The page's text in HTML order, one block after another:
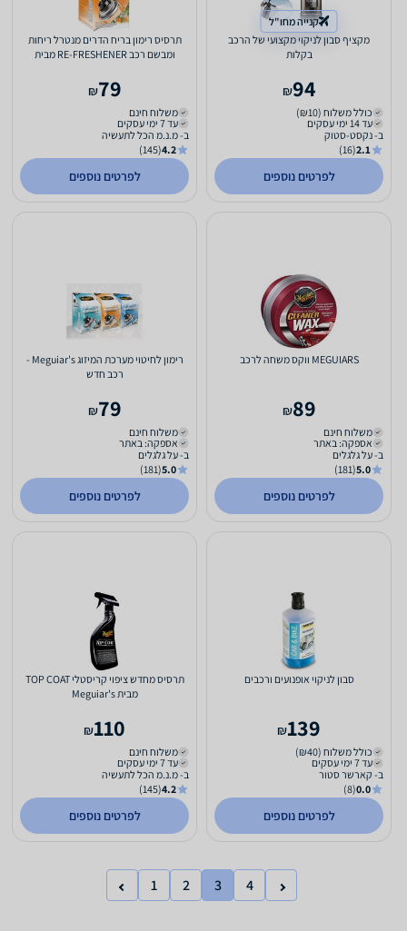
קנייה מחו"ל
מקציף סבון לניקוי מקצועי של הרכב
בקלות
94
₪
כולל משלוח (₪10)
עד 14 ימי עסקים
ב- נקסט-סטוק
2.1
(16)
לפרטים נוספים
תרסיס רימון בריח הדרים מנטרל ריחות
ומבשם רכב RE-FRESHENER מבית
79
₪
משלוח חינם
עד 7 ימי עסקים
ב- מ.נ.מ הכל לתעשיה
4.2
(145)
לפרטים נוספים
MEGUIARS ווקס משחה לרכב
89
₪
משלוח חינם
אספקה: באתר
ב- על גלגלים
5.0
(181)
לפרטים נוספים
רימון לחיטוי מערכת המיזוג Meguiar's -
רכב חדש
79
₪
משלוח חינם
אספקה: באתר
ב- על גלגלים
5.0
(181)
לפרטים נוספים
סבון לניקוי אופנועים ורכבים
139
₪
כולל משלוח (₪40)
עד 7 ימי עסקים
ב- קארשר סטור
0.0
(8)
לפרטים נוספים
תרסיס מחדש ציפוי קריסטלי TOP COAT
מבית Meguiar's
110
₪
משלוח חינם
עד 7 ימי עסקים
ב- מ.נ.מ הכל לתעשיה
4.2
(145)
לפרטים נוספים
1 2 3 4